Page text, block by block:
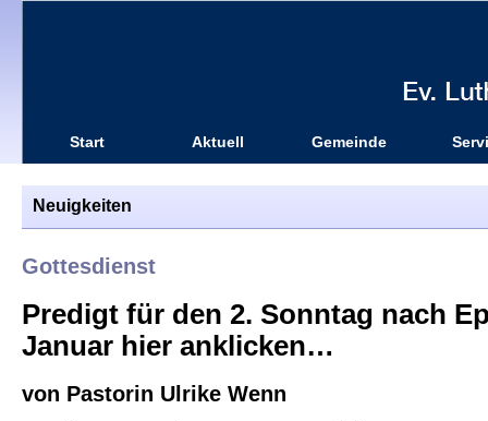
Start Aktuell Gemeinde
Neuigkeiten
Gottesdienst
Predigt für den 2. Sonntag nach
Januar hier anklicken…
von Pastorin Ulrike Wenn